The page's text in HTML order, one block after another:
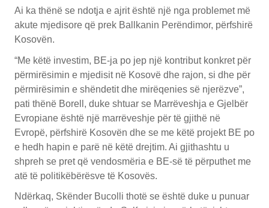
Ai ka thënë se ndotja e ajrit është një nga problemet më
akute mjedisore që prek Ballkanin Perëndimor, përfshirë
Kosovën.
“Me këtë investim, BE-ja po jep një kontribut konkret për
përmirësimin e mjedisit në Kosovë dhe rajon, si dhe për
përmirësimin e shëndetit dhe mirëqenies së njerëzve”,
pati thënë Borell, duke shtuar se Marrëveshja e Gjelbër
Evropiane është një marrëveshje për të gjithë në
Evropë, përfshirë Kosovën dhe se me këtë projekt BE po
e hedh hapin e parë në këtë drejtim. Ai gjithashtu u
shpreh se pret që vendosmëria e BE-së të përputhet me
atë të politikëbërësve të Kosovës.
Ndërkaq, Skënder Bucolli thotë se është duke u punuar